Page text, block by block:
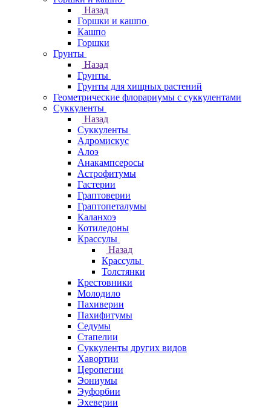
Назад
Горшки и кашпо
Кашпо
Горшки
Грунты
Назад
Грунты
Грунты для хищных растений
Геометрические флорариумы с суккулентами
Суккуленты
Назад
Суккуленты
Адромискус
Алоэ
Анакампсеросы
Астрофитумы
Гастерии
Граптоверии
Граптопеталумы
Каланхоэ
Котиледоны
Крассулы
Назад
Крассулы
Толстянки
Крестовники
Молодило
Пахиверии
Пахифитумы
Седумы
Стапелии
Суккуленты других видов
Хавортии
Церопегии
Эониумы
Эуфорбии
Эхеверии